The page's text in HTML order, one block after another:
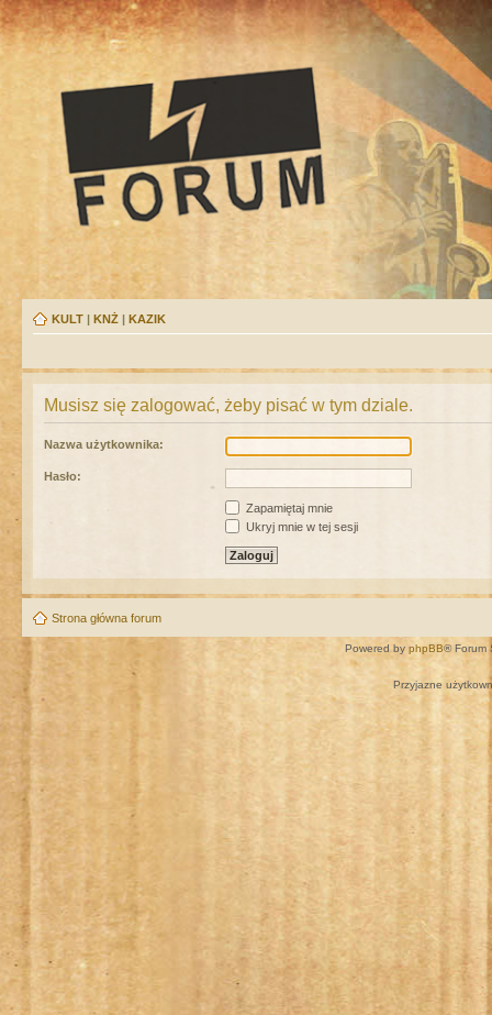
KULT | KNŻ | KAZIK
Musisz się zalogować, żeby pisać w tym dziale.
Nazwa użytkownika:
Hasło:
Zapamiętaj mnie
Ukryj mnie w tej sesji
Strona główna forum
Powered by phpBB® Forum
Przyjazne